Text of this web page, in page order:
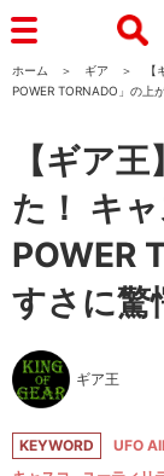
ホーム ギア
POWER TORNADO」の上
【ギア
た！ キ
POWER
すさに驚
ギア王
KEYWORD UFO